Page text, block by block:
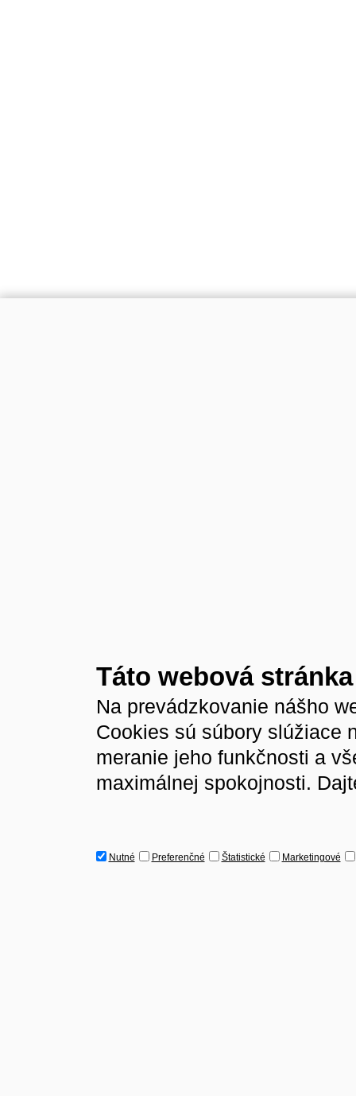
Táto webová
Na prevádzkovanie nášho
Cookies sú súbory slúžiace
meranie jeho funkčnosti a
maximálnej spokojnosti.
Nutné Preferenčné Štatistické Marketingové